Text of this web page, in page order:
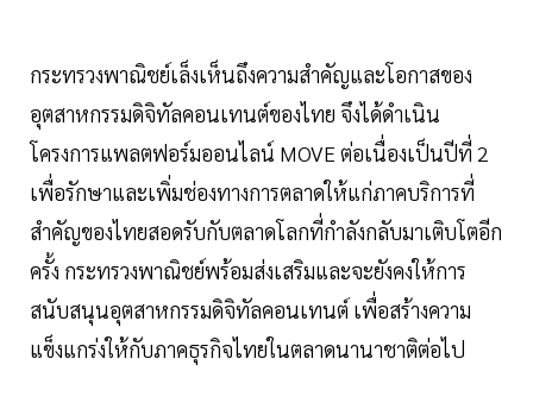
กระทรวงพาณิชย์เล็งเห็นถึงความสำคัญและโอกาสของ
อุตสาหกรรมดิจิทัลคอนเทนต์ของไทย จึงได้ดำเนิน
โครงการแพลตฟอร์มออนไลน์ MOVE ต่อเนื่องเป็นปีที่ 2
เพื่อรักษาและเพิ่มช่องทางการตลาดให้แก่ภาคบริการที่
สำคัญของไทยสอดรับกับตลาดโลกที่กำลังกลับมาเติบโตอีก
ครั้ง กระทรวงพาณิชย์พร้อมส่งเสริมและจะยังคงให้การ
สนับสนุนอุตสาหกรรมดิจิทัลคอนเทนต์ เพื่อสร้างความ
แข็งแกร่งให้กับภาคธุรกิจไทยในตลาดนานาชาติต่อไป